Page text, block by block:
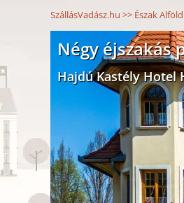
SzállásVadász.hu >> Észak Alföld
Négy éjszakás
Hajdú Kastély Hotel